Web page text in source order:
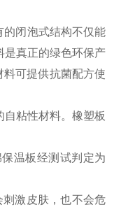
闭泡式结构不仅能
是真正的绿色环保产
可提供抗菌配方使
粘性材料。橡塑板
温板经测试判定为
激皮肤，也不会危